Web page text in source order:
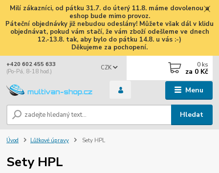
Milí zákazníci, od pátku 31.7. do úterý 11.8. máme dovolenou a
eshop bude mimo provoz.
Páteční objednávky již nebudou odeslány! Můžete však dál v klidu
objednávat, pokud vám stačí, že vám zboží odešleme ve dnech
12.-13.8. tak, aby bylo do pátku 14.8. u vás :-)
Děkujeme za pochopení.
Menu
CZK
Hledat
+420 602 455 633
(Po-Pá, 8-18 hod.)
0 ks
za 0 Kč
Úvod Lůžkové úpravy Sety HPL
Sety HPL